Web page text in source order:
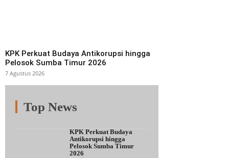
KPK Perkuat Budaya Antikorupsi hingga
Pelosok Sumba Timur 2026
7 Agustus 2026
Top News
Fitur Populer
KPK Perkuat Budaya
Antikorupsi hingga
Pelosok Sumba Timur
2026